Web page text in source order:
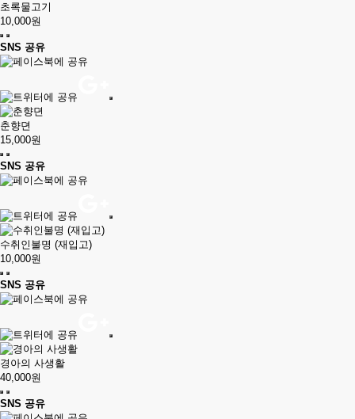
초록물고기
10,000원
SNS 공유
춘향뎐
15,000원
SNS 공유
수취인불명 (재입고)
10,000원
SNS 공유
경아의 사생활
40,000원
SNS 공유